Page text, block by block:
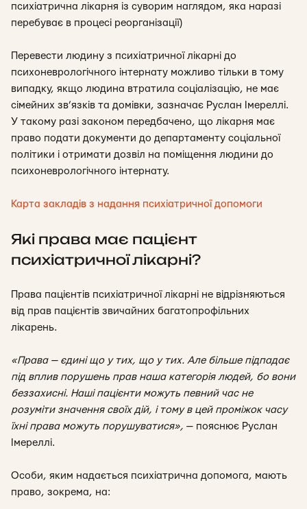
психіатрична лікарня із суворим наглядом, яка наразі
перебуває в процесі реорганізації)
Перевести людину з психіатричної лікарні до
психоневрологічного інтернату можливо тільки в тому
випадку, якщо людина втратила соціалізацію, не має
сімейних зв’язків та домівки, зазначає Руслан Імереллі.
У такому разі законом передбачено, що лікарня має
право подати документи до департаменту соціальної
політики і отримати дозвіл на поміщення людини до
психоневрологічного інтернату.
Карта закладів з надання психіатричної допомоги
Які права має пацієнт
психіатричної лікарні?
Права пацієнтів психіатричної лікарні не відрізняються
від прав пацієнтів звичайних багатопрофільних
лікарень.
«Права — єдині що у тих, що у тих. Але більше підпадає
під вплив порушень прав наша категорія людей, бо вони
беззахисні. Наші пацієнти можуть певний час не
розуміти значення своїх дій, і тому в цей проміжок часу
їхні права можуть порушуватися», — пояснює Руслан
Імереллі.
Особи, яким надається психіатрична допомога, мають
право, зокрема, на: